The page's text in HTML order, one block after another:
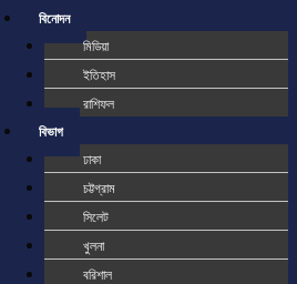
বিনোদন
মিডিয়া
ইতিহাস
রাশিফল
বিভাগ
ঢাকা
চট্টগ্রাম
সিলেট
খুলনা
বরিশাল